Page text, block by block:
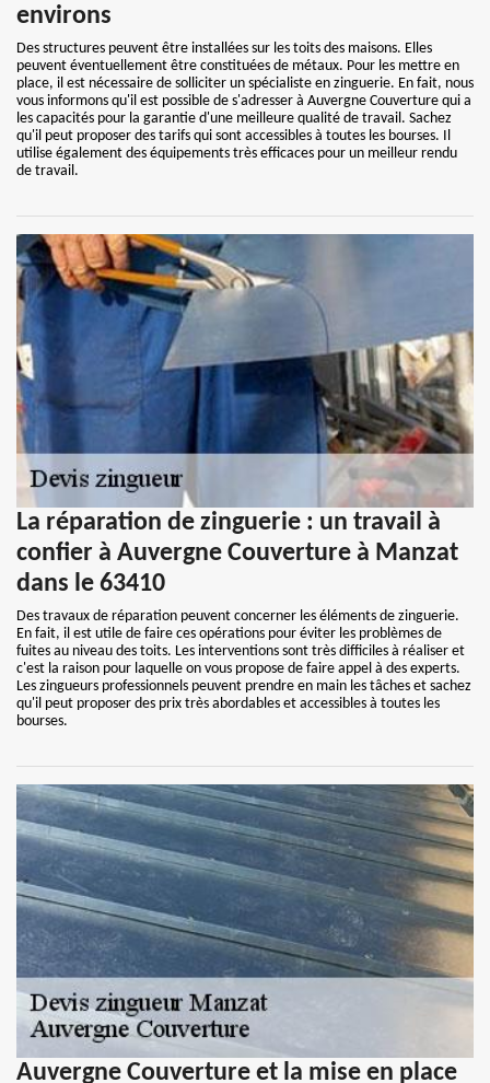
environs
Des structures peuvent être installées sur les toits des maisons. Elles
peuvent éventuellement être constituées de métaux. Pour les mettre en
place, il est nécessaire de solliciter un spécialiste en zinguerie. En fait, nous
vous informons qu'il est possible de s'adresser à Auvergne Couverture qui a
les capacités pour la garantie d'une meilleure qualité de travail. Sachez
qu'il peut proposer des tarifs qui sont accessibles à toutes les bourses. Il
utilise également des équipements très efficaces pour un meilleur rendu
de travail.
La réparation de zinguerie : un travail à
confier à Auvergne Couverture à Manzat
dans le 63410
Des travaux de réparation peuvent concerner les éléments de zinguerie.
En fait, il est utile de faire ces opérations pour éviter les problèmes de
fuites au niveau des toits. Les interventions sont très difficiles à réaliser et
c'est la raison pour laquelle on vous propose de faire appel à des experts.
Les zingueurs professionnels peuvent prendre en main les tâches et sachez
qu'il peut proposer des prix très abordables et accessibles à toutes les
bourses.
Auvergne Couverture et la mise en place